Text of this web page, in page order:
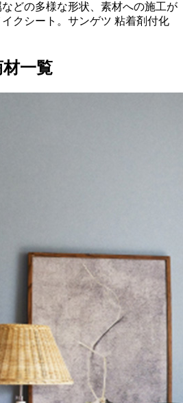
どの多様な形状、素材への施工が
クシート。サンゲツ 粘着剤付化
一覧